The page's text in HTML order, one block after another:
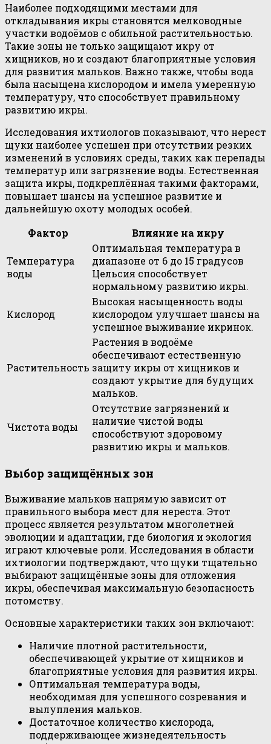
Наиболее подходящими местами для
откладывания икры становятся мелководные
участки водоёмов с обильной растительностью.
Такие зоны не только защищают икру от
хищников, но и создают благоприятные условия
для развития мальков. Важно также, чтобы вода
была насыщена кислородом и имела умеренную
температуру, что способствует правильному
развитию икры.
Исследования ихтиологов показывают, что нерест
щуки наиболее успешен при отсутствии резких
изменений в условиях среды, таких как перепады
температур или загрязнение воды. Естественная
защита икры, подкреплённая такими факторами,
повышает шансы на успешное развитие и
дальнейшую охоту молодых особей.
Фактор
Влияние на икру
Температура
воды
Оптимальная температура в
диапазоне от 6 до 15 градусов
Цельсия способствует
нормальному развитию икры.
Кислород
Высокая насыщенность воды
кислородом улучшает шансы на
успешное выживание икринок.
Растительность
Растения в водоёме
обеспечивают естественную
защиту икры от хищников и
создают укрытие для будущих
мальков.
Чистота воды
Отсутствие загрязнений и
наличие чистой воды
способствуют здоровому
развитию икры и мальков.
Выбор защищённых зон
Выживание мальков напрямую зависит от
правильного выбора мест для нереста. Этот
процесс является результатом многолетней
эволюции и адаптации, где биология и экология
играют ключевые роли. Исследования в области
ихтиологии подтверждают, что щуки тщательно
выбирают защищённые зоны для отложения
икры, обеспечивая максимальную безопасность
потомству.
Основные характеристики таких зон включают:
Наличие плотной растительности,
обеспечивающей укрытие от хищников и
благоприятные условия для развития икры.
Оптимальная температура воды,
необходимая для успешного созревания и
вылупления мальков.
Достаточное количество кислорода,
поддерживающее жизнедеятельность